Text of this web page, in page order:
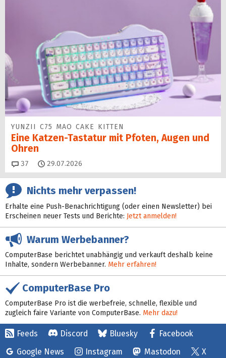
YUNZII C75 MAO CAKE KITTEN
Eine Katzen-Tastatur mit Pfoten, Augen und
Ohren
37 Kommentare
29.07.2026
Nichts mehr verpassen!
Erhalte eine Push-Benachrichtigung (oder einen Newsletter) bei
Erscheinen neuer Tests und Berichte: Jetzt anmelden!
Warum Werbebanner?
ComputerBase berichtet unabhängig und verkauft deshalb keine
Inhalte, sondern Werbebanner. Mehr erfahren!
ComputerBase Pro
ComputerBase Pro ist die werbefreie, schnelle, flexible und
zugleich faire Variante von ComputerBase. Mehr dazu!
Feeds Discord Bluesky
Facebook
Google News
Instagram Mastodon X